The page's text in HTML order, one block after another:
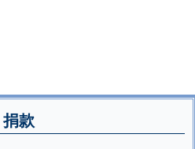
捐款